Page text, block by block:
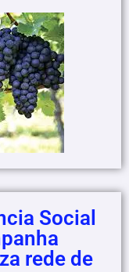
Social
rede de